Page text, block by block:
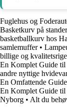
Fuglehus og
Basketkurv på
basketballkurv hos
samlemuffer•
billige og
En Komplet Guide
andre nyttige
En Omfattende
En Komplet Guide
Nyborg • Alt du